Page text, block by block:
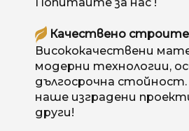
Качествено
Висококачествени
модерни технологии,
дългосрочна
наше изградени
други!